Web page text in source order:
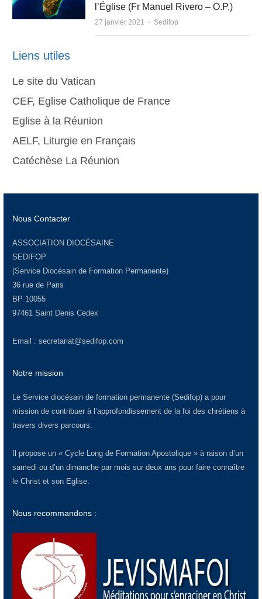
l’Église (Fr Manuel Rivero – O.P.)
27 janvier 2021 Author
Sedifop
Liens utiles
Le site du Vatican
CEF, Eglise Catholique de France
Eglise à la Réunion
AELF, Liturgie en Français
Catéchèse La Réunion
Nous Contacter
ASSOCIATION DIOCÉSAINE
SEDIFOP
(Service Diocésain de Formation Permanente)
36 rue de Paris
BP 10055
97461 Saint Denis Cedex
Email : secretariat@sedifop.com
Notre mission
Le Service diocésain de formation permanente (Sedifop) a pour
mission de contribuer à l’approfondissement de la foi des chrétiens à
travers divers parcours.
Il propose un « Cycle Long de Formation Apostolique » à raison d’un
samedi ou d’un dimanche par mois sur deux ans pour faire connaître
le Christ et son Eglise.
Nous recommandons :